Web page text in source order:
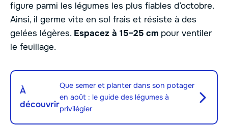
figure parmi les légumes les plus fiables d’octobre.
Ainsi, il germe vite en sol frais et résiste à des
gelées légères. Espacez à 15–25 cm pour ventiler
le feuillage.
À
découvrir
Que semer et planter dans son potager
en août : le guide des légumes à
privilégier